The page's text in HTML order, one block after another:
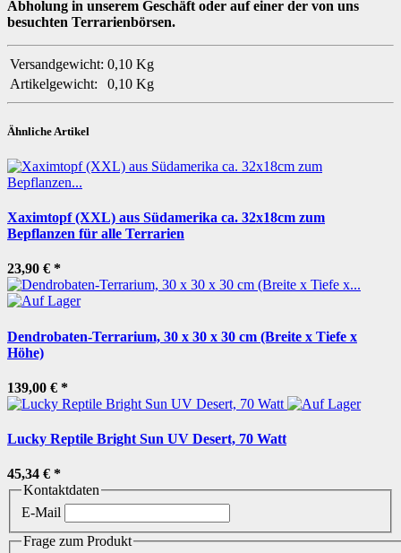
Abholung in unserem Geschäft oder auf einer der von uns
besuchten Terrarienbörsen.
Versandgewicht: 0,10 Kg
Artikelgewicht:
0,10 Kg
Ähnliche Artikel
Xaximtopf (XXL) aus Südamerika ca. 32x18cm zum
Bepflanzen für alle Terrarien
23,90 € *
Dendrobaten-Terrarium, 30 x 30 x 30 cm (Breite x Tiefe x
Höhe)
139,00 € *
Lucky Reptile Bright Sun UV Desert, 70 Watt
45,34 € *
Kontaktdaten
E-Mail
Frage zum Produkt